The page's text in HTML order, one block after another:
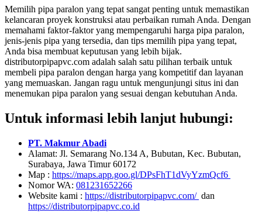
Memilih pipa paralon yang tepat sangat penting untuk memastikan
kelancaran proyek konstruksi atau perbaikan rumah Anda. Dengan
memahami faktor-faktor yang mempengaruhi harga pipa paralon,
jenis-jenis pipa yang tersedia, dan tips memilih pipa yang tepat,
Anda bisa membuat keputusan yang lebih bijak.
distributorpipapvc.com adalah salah satu pilihan terbaik untuk
membeli pipa paralon dengan harga yang kompetitif dan layanan
yang memuaskan. Jangan ragu untuk mengunjungi situs ini dan
menemukan pipa paralon yang sesuai dengan kebutuhan Anda.
Untuk informasi lebih lanjut hubungi:
PT. Makmur Abadi
Alamat: Jl. Semarang No.134 A, Bubutan, Kec. Bubutan,
Surabaya, Jawa Timur 60172
Map : https://maps.app.goo.gl/DPsFhT1dVyYzmQcf6
Nomor WA: 081231652266
Website kami : https://distributorpipapvc.com/ dan
https://distributorpipapvc.co.id